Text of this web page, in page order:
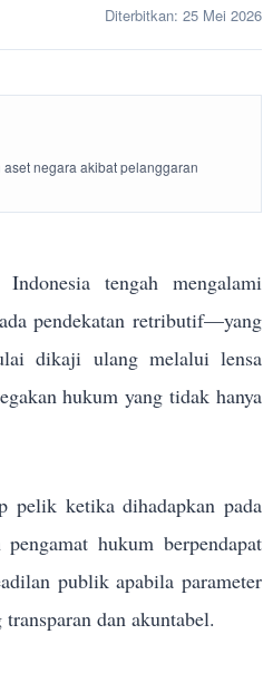
Diterbitkan: 25 Mei 2026
negara akibat pelanggaran
tengah mengalami
pendekatan retributif—yang
dikaji ulang melalui lensa
hukum yang tidak hanya
pelik ketika dihadapkan pada
hukum berpendapat
publik apabila parameter
dan akuntabel.